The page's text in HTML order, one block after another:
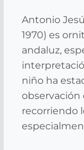
Antonio
1970) es
andaluz,
niño ha
observación
recorriendo